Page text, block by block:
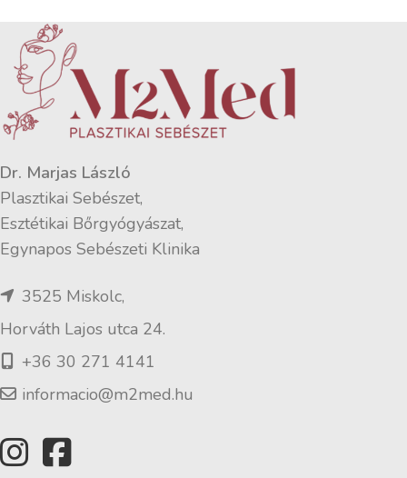
Dr. Marjas László
Plasztikai Sebészet,
Esztétikai Bőrgyógyászat,
Egynapos Sebészeti Klinika
3525 Miskolc,
Horváth Lajos utca 24.
+36 30 271 4141
informacio@m2med.hu